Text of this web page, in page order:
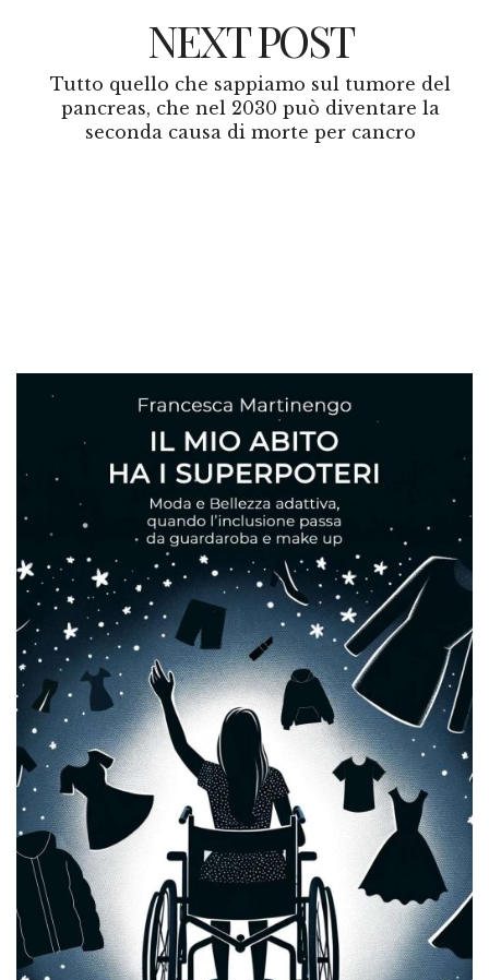
NEXT POST
Tutto quello che sappiamo sul tumore del
pancreas, che nel 2030 può diventare la
seconda causa di morte per cancro